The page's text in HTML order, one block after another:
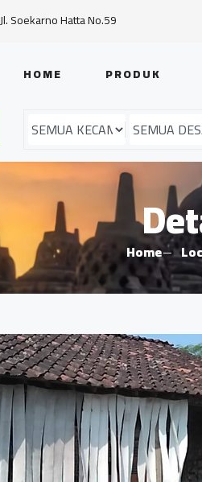
Soekarno Hatta No.59
HOME PRODUK
Home